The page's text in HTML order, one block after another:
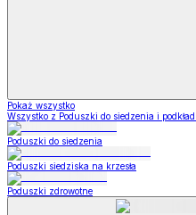
Pokaż wszystko
Wszystko z Poduszki do siedzenia i
Poduszki do siedzenia
Poduszki siedziska na krzesła
Poduszki zdrowotne